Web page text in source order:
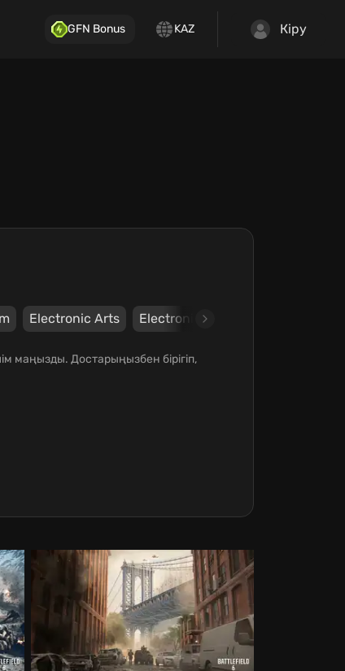
GFN Bonus KAZ Кіру
Electronic Arts Electronic Arts Inc.
маңызды. Достарыңызбен бірігіп,